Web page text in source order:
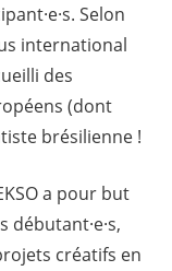
Selon
international
des
(dont
brésilienne !
a pour but
débutant·e·s,
créatifs en